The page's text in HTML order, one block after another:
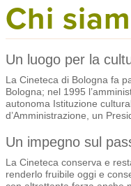
Chi
Un luogo per la
La Cineteca di Bologna fa
Bologna; nel 1995
autonoma Istituzione
d’Amministrazione, un
Un impegno sul
La Cineteca conserva e
renderlo fruibile oggi e